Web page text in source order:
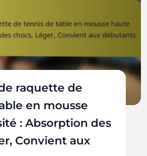
raquette de
en mousse
: Absorption des
Convient aux